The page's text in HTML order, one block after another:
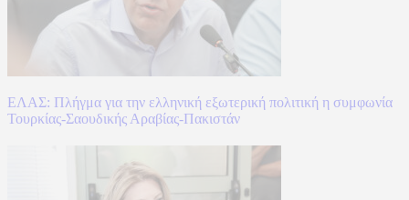
ΕΛΑΣ: Πλήγμα για την ελληνική εξωτερική πολιτική η συμφωνία
Τουρκίας-Σαουδικής Αραβίας-Πακιστάν